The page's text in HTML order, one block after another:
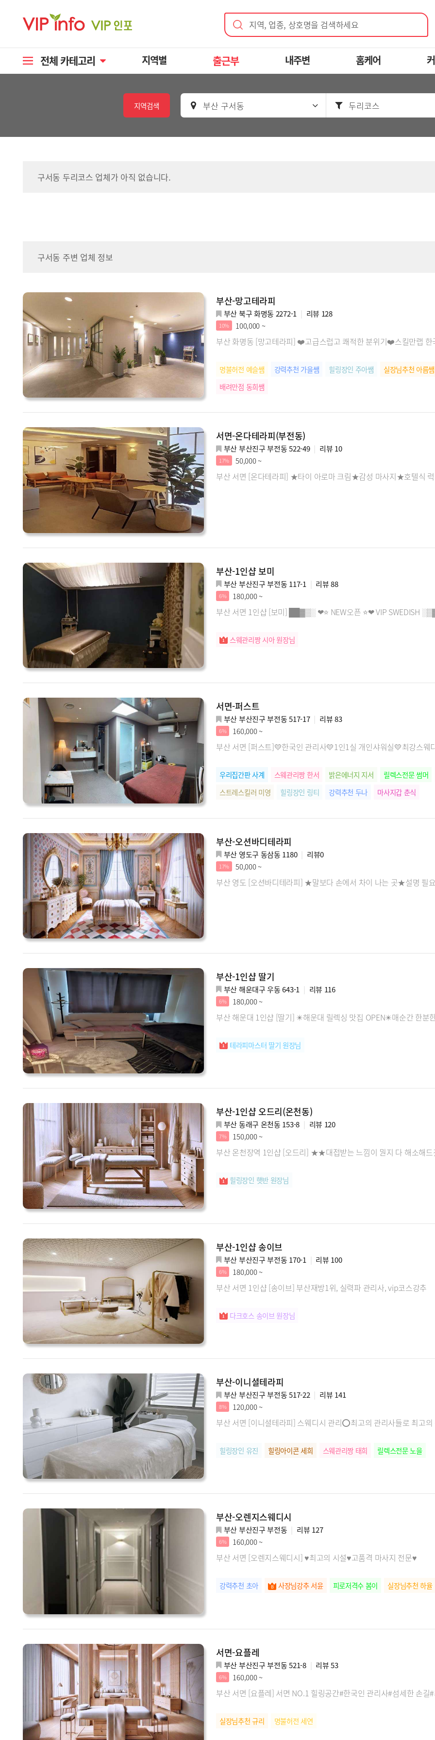
지역, 업종, 상호명을 검색하세요
전체 카테고리 지역별 출근부 내주변 홈케어
지역검색 부산 구서동 두리코스
구서동 두리코스 업체가 아직 없습니다.
구서동 주변 업체 정보
부산-망고테라피
부산 북구 화명동 2272-1 리뷰 128
10% 100,000 ~
부산 화명동 [망고테라피] ❤️고급스럽고 쾌적한 분위기❤️스킬만랩
명불허전 예슬쌤 강력추천 가을쌤 힐링장인 주아쌤 실장님추천 아름쌤
배려만점 동희쌤
서면-온다테라피(부전동)
부산 부산진구 부전동 522-49 리뷰 10
17% 50,000 ~
부산 서면 [온다테라피] ★타이 아로마 크림★감성 마사지★호텔식
부산-1인샵 보미
부산 부산진구 부전동 117-1 리뷰88
6% 180,000 ~
부산 서면 1인샵 [보미] ██▓▒░ ❤⭐ NEW오픈 ⭐❤ VIP SWEDISH
스웨관리짱 시아 원장님
서면-퍼스트
부산 부산진구 부전동 517-17 리뷰83
6% 160,000 ~
부산 서면 [퍼스트]💛한국인 관리사💛1인1실 개인샤워실💛최강스
우리집간판 사계 스웨관리짱 한서 밝은에너지 지서 릴렉스전문 썸머
스트레스킬러 미영
힐링장인 링티 강력추천 두나 마사지갑 춘식
부산-오션바디테라피
부산 영도구 동삼동 1180 리뷰0
17% 50,000 ~
부산 영도 [오션바디테라피] ★말보다 손에서 차이 나는 곳★설명 필
부산-1인샵 딸기
부산 해운대구 우동 643-1 리뷰 116
6% 180,000 ~
부산 해운대 1인샵 [딸기] ✴️해운대 릴렉싱 맛집 OPEN✴️매순간 한분
테라피마스터 딸기 원장님
부산-1인샵 오드리(온천동)
부산 동래구 온천동 153-8 리뷰 120
7% 150,000 ~
부산 온천장역 1인샵 [오드리] ★★대접받는 느낌이 뭔지 다 해소해
힐링장인 햇반 원장님
부산-1인샵 송이브
부산 부산진구 부전동 170-1 리뷰 100
6% 180,000 ~
부산 서면 1인샵 [송이브] 부산재방1위, 실력파 관리사, vip코스강추
다크호스 송이브 원장님
부산-이니셜테라피
부산 부산진구 부전동 517-22 리뷰 141
8% 120,000 ~
부산 서면 [이니셜테라피] 스웨디시 관리⭕최고의 관리사들로 최고
힐링장인 유진 힐링아이콘 세희 스웨관리짱 태희 릴렉스전문 노을
부산-오렌지스웨디시
부산 부산진구 부전동 리뷰 127
6% 160,000 ~
부산 서면 [오렌지스웨디시] ♥최고의 시설♥고품격 마사지 전문♥
강력추천 초아 사장님강추 서윤 피로저격수 봄이 실장님추천 하율
서면-요플레
부산 부산진구 부전동 521-8 리뷰53
6% 160,000 ~
부산 서면 [요플레] 서면 NO.1 힐링공간#한국인 관리사#섬세한 손길
실장님추천 규리 명불허전 세연